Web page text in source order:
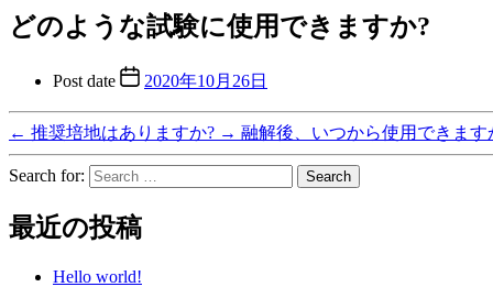
どのような試験に使用できますか?
Post date 2020年10月26日
← 推奨培地はありますか? → 融解後、いつから使用できます
Search for:
最近の投稿
Hello world!